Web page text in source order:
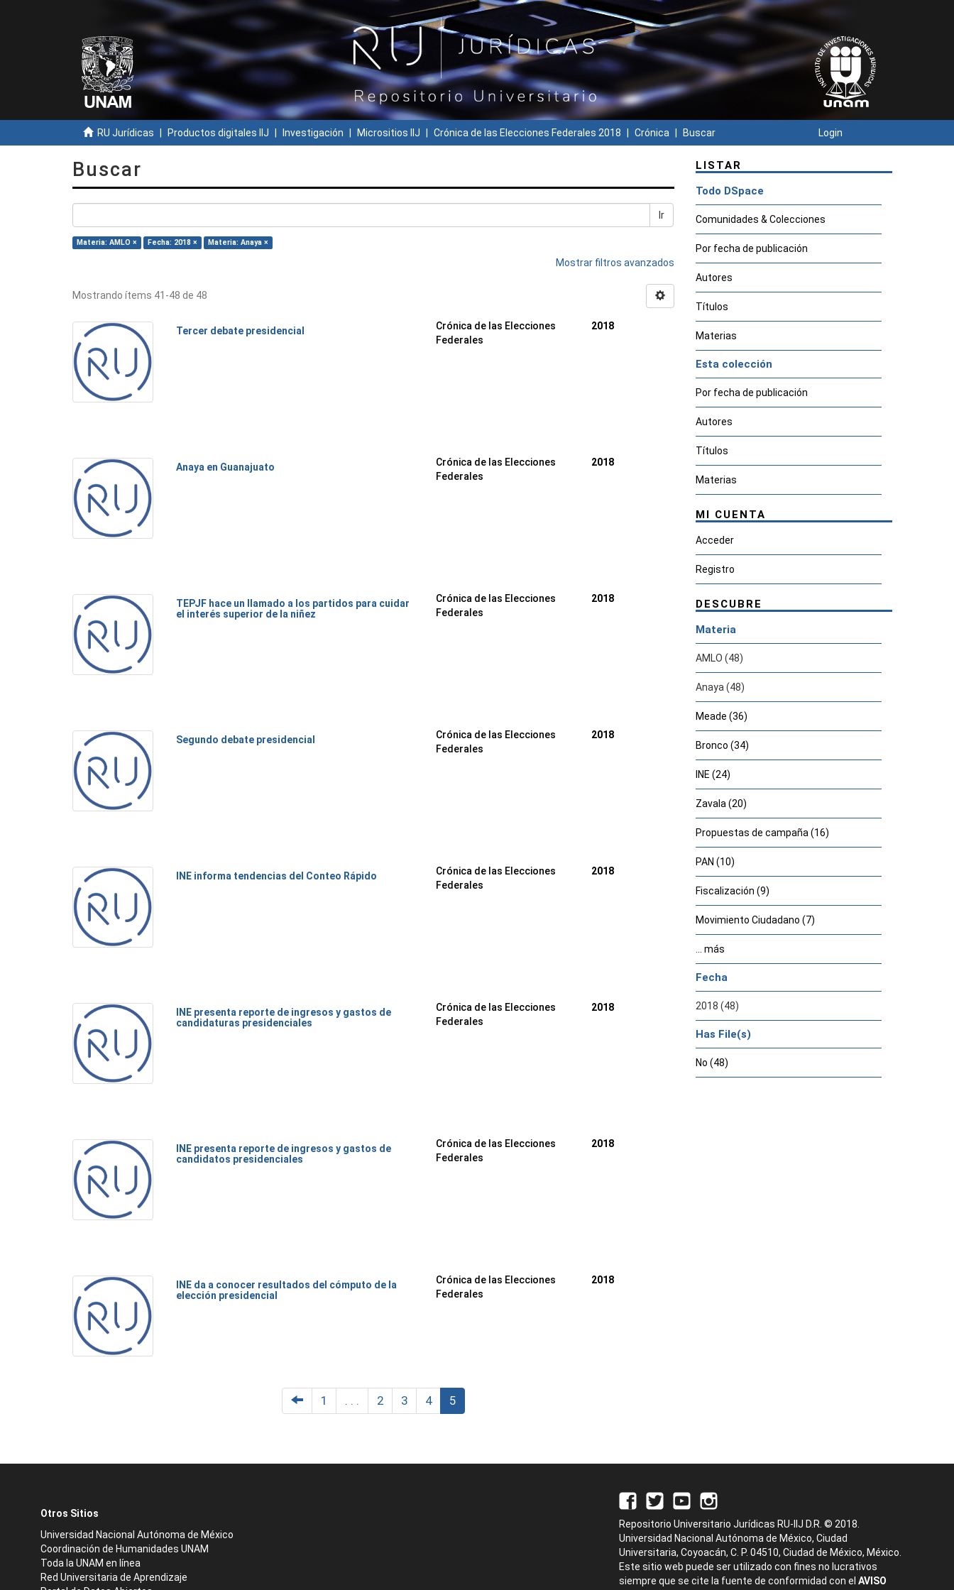
RU Jurídicas Productos digitales IIJ Investigación Micrositios IIJ Crónica de las Elecciones Federales 2018 Crónica Buscar Login
Buscar
Ir
Materia: AMLO × Fecha: 2018 × Materia: Anaya ×
Mostrar filtros avanzados
Mostrando ítems 41-48 de 48
Tercer debate presidencial
Crónica de las Elecciones
Federales
2018
Anaya en Guanajuato
Crónica de las Elecciones
Federales
2018
TEPJF hace un llamado a los partidos para cuidar
el interés superior de la niñez
Crónica de las Elecciones
Federales
2018
Segundo debate presidencial
Crónica de las Elecciones
Federales
2018
INE informa tendencias del Conteo Rápido
Crónica de las Elecciones
Federales
2018
INE presenta reporte de ingresos y gastos de
candidaturas presidenciales
Crónica de las Elecciones
Federales
2018
INE presenta reporte de ingresos y gastos de
candidatos presidenciales
Crónica de las Elecciones
Federales
2018
INE da a conocer resultados del cómputo de la
elección presidencial
Crónica de las Elecciones
Federales
2018
1 . . . 2 3 4 5
LISTAR
Todo DSpace
Comunidades & Colecciones
Por fecha de publicación
Autores
Títulos
Materias
Esta colección
Por fecha de publicación
Autores
Títulos
Materias
MI CUENTA
Acceder
Registro
DESCUBRE
Materia
AMLO (48)
Anaya (48)
Meade (36)
Bronco (34)
INE (24)
Zavala (20)
Propuestas de campaña (16)
PAN (10)
Fiscalización (9)
Movimiento Ciudadano (7)
... más
Fecha
2018 (48)
Has File(s)
No (48)
Otros Sitios
Universidad Nacional Autónoma de México
Coordinación de Humanidades UNAM
Toda la UNAM en línea
Red Universitaria de Aprendizaje
Repositorio Universitario Jurídicas RU-IIJ D.R. © 2018.
Universidad Nacional Autónoma de México, Ciudad
Universitaria, Coyoacán, C. P. 04510, Ciudad de México, México.
Este sitio web puede ser utilizado con fines no lucrativos
siempre que se cite la fuente de conformidad con el AVISO